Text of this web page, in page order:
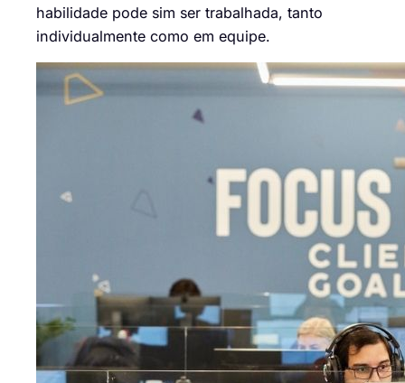
habilidade pode sim ser trabalhada, tanto
individualmente como em equipe.